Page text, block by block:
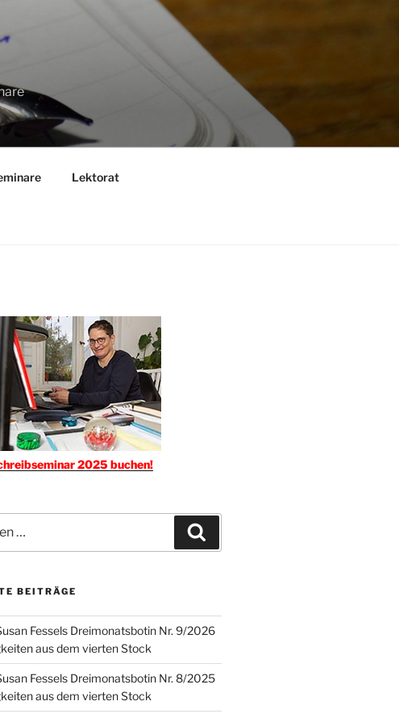
Lektorat
2025 buchen!
BEITRÄGE
Fessels Dreimonatsbotin Nr. 9/2026
aus dem vierten Stock
Fessels Dreimonatsbotin Nr. 8/2025
aus dem vierten Stock